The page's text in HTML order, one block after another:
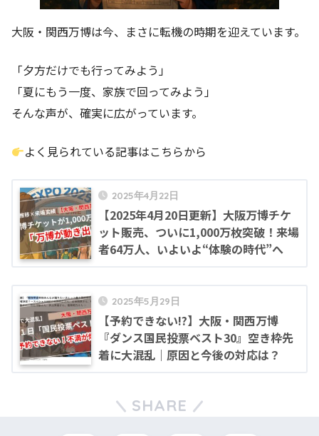
大阪・関西万博は今、まさに転機の時期を迎えています。
「夕方だけでも行ってみよう」
「夏にもう一度、家族で回ってみよう」
そんな声が、確実に広がっています。
よく見られている記事はこちらから
2025年4月22日
【2025年4月20日更新】大阪万博チケ
ット販売、ついに1,000万枚突破！来場
者64万人、いよいよ“体験の時代”へ
2025年5月29日
【予約できない!?】大阪・関西万博
『ダンス国民投票ベスト30』空き枠先
着に大混乱｜原因と今後の対応は？
SHARE